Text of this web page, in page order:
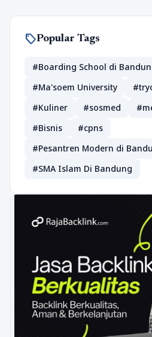
sellPopular Tags
#Boarding School di
#Ma'soem University
#Kuliner
#sosmed
#Bisnis
#cpns
#Pesantren Modern di
#SMA Islam Di Bandung